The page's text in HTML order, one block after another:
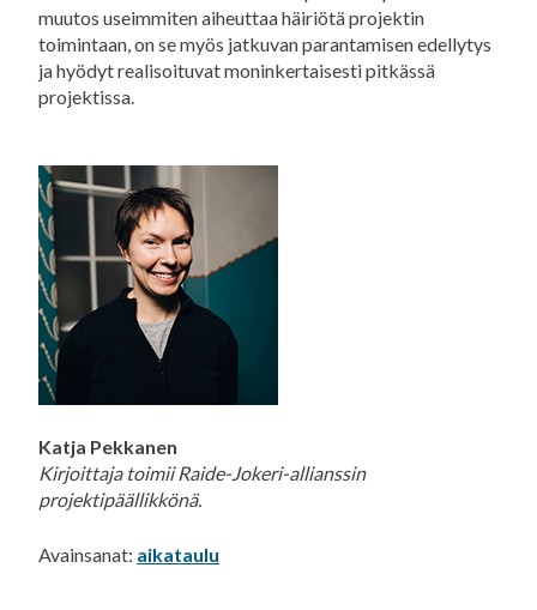
muutos useimmiten aiheuttaa häiriötä projektin
toimintaan, on se myös jatkuvan parantamisen edellytys
ja hyödyt realisoituvat moninkertaisesti pitkässä
projektissa.
Katja Pekkanen
Kirjoittaja toimii Raide-Jokeri-allianssin
projektipäällikkönä.
Avainsanat: aikataulu